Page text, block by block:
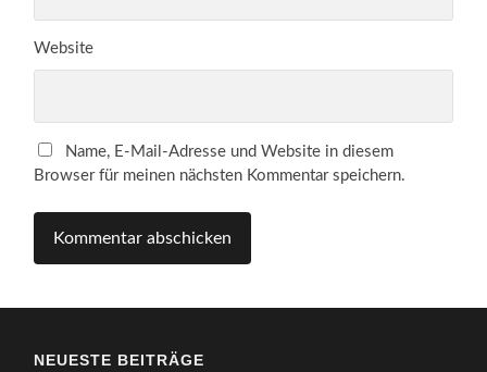
Website
Name, E-Mail-Adresse und Website in diesem
Browser für meinen nächsten Kommentar speichern.
NEUESTE BEITRÄGE